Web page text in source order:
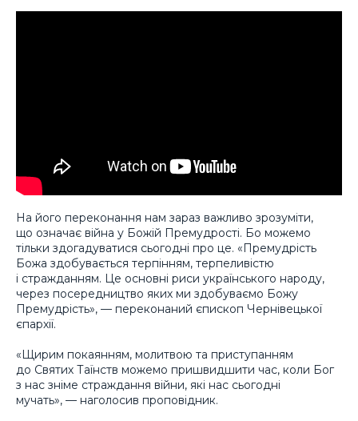
На його переконання нам зараз важливо зрозуміти,
що означає війна у Божій Премудрості. Бо можемо
тільки здогадуватися сьогодні про це. «Премудрість
Божа здобувається терпінням, терпеливістю
і стражданням. Це основні риси українського народу,
через посередництво яких ми здобуваємо Божу
Премудрість», — переконаний єпископ Чернівецької
єпархії.
«Щирим покаянням, молитвою та приступанням
до Святих Таїнств можемо пришвидшити час, коли Бог
з нас зніме страждання війни, які нас сьогодні
мучать», — наголосив проповідник.